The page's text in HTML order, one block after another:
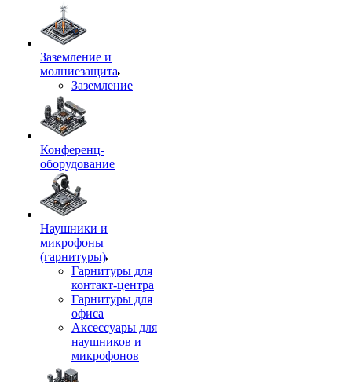
Заземление и
молниезащита
Заземление
Конференц-
оборудование
Наушники и
микрофоны
(гарнитуры)
Гарнитуры для
контакт-центра
Гарнитуры для
офиса
Аксессуары для
наушников и
микрофонов